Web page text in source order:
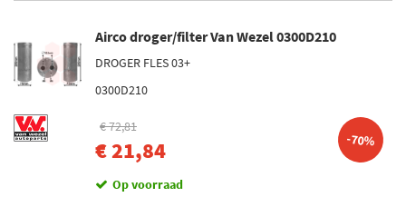
Airco droger/filter Van Wezel 0300D210
DROGER FLES 03+
0300D210
€ 72,81
€ 21,84 -70%
Op voorraad